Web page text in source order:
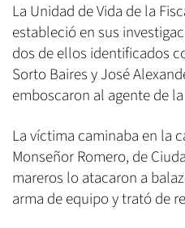
La Unidad de Vida de la
estableció en sus
dos de ellos identificados
Sorto Baires y José
emboscaron al agente de
La víctima caminaba en la
Monseñor Romero, de
mareros lo atacaron a
arma de equipo y trató de